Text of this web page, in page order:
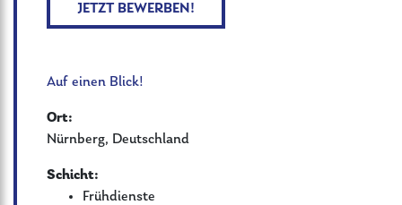
JETZT BEWERBEN!
Auf einen Blick!
Ort:
Nürnberg, Deutschland
Schicht:
Frühdienste